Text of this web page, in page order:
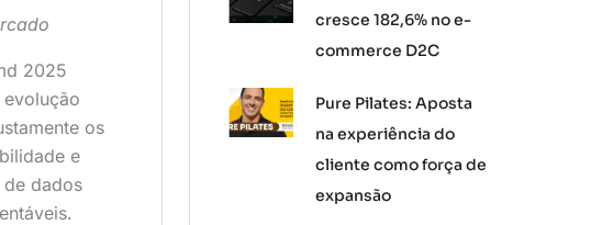
2025
os
e
dados
cresce 182,6% no e-
commerce D2C
Pure Pilates: Aposta
na experiência do
cliente como força de
expansão